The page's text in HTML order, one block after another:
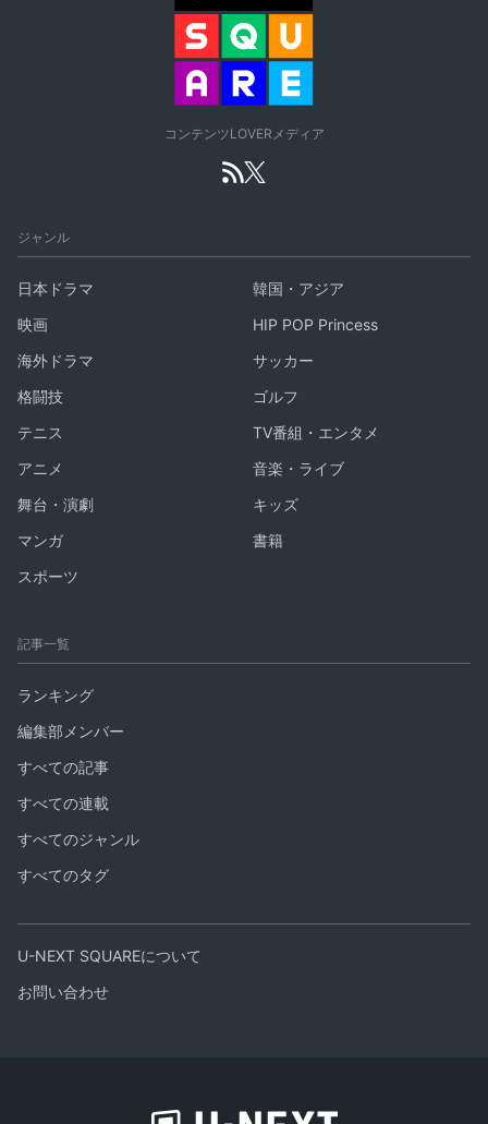
コンテンツLOVERメディア
ジャンル
日本ドラマ
韓国・アジア
映画
HIP POP Princess
海外ドラマ
サッカー
格闘技
ゴルフ
テニス
TV番組・エンタメ
アニメ
音楽・ライブ
舞台・演劇
キッズ
マンガ
書籍
スポーツ
記事一覧
ランキング
編集部メンバー
すべての記事
すべての連載
すべてのジャンル
すべてのタグ
U-NEXT SQUAREについて
お問い合わせ